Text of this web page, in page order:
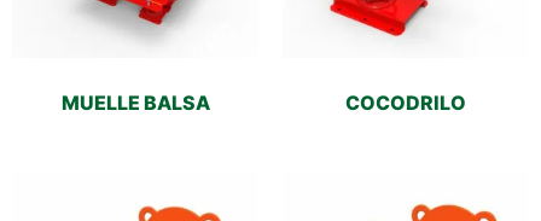
MUELLE BALSA COCODRILO